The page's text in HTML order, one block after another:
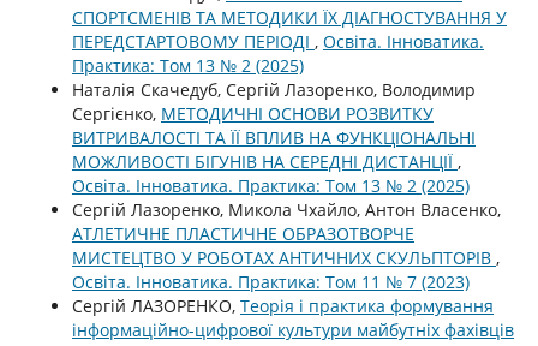
СПОРТСМЕНІВ ТА МЕТОДИКИ ЇХ ДІАГНОСТУВАННЯ У
ПЕРЕДСТАРТОВОМУ ПЕРІОДІ , Освіта. Інноватика.
Практика: Том 13 № 2 (2025)
Наталія Скачедуб, Сергій Лазоренко, Володимир
Сергієнко, МЕТОДИЧНІ ОСНОВИ РОЗВИТКУ
ВИТРИВАЛОСТІ ТА ЇЇ ВПЛИВ НА ФУНКЦІОНАЛЬНІ
МОЖЛИВОСТІ БІГУНІВ НА СЕРЕДНІ ДИСТАНЦІЇ ,
Освіта. Інноватика. Практика: Том 13 № 2 (2025)
Сергій Лазоренко, Микола Чхайло, Антон Власенко,
АТЛЕТИЧНЕ ПЛАСТИЧНЕ ОБРАЗОТВОРЧЕ
МИСТЕЦТВО У РОБОТАХ АНТИЧНИХ СКУЛЬПТОРІВ ,
Освіта. Інноватика. Практика: Том 11 № 7 (2023)
Сергій ЛАЗОРЕНКО, Теорія і практика формування
інформаційно-цифрової культури майбутніх фахівців